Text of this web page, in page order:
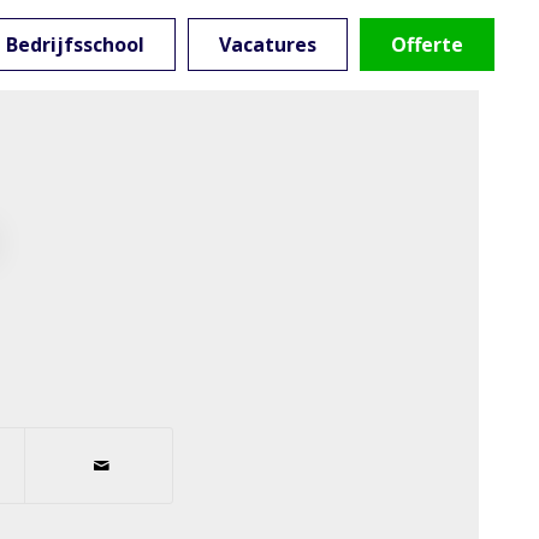
Bedrijfsschool Vacatures Offerte